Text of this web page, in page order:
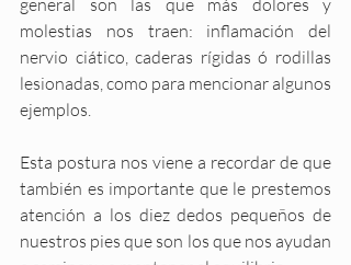
general son las que más dolores y
molestias nos traen: inflamación del
nervio ciático, caderas rígidas ó rodillas
lesionadas, como para mencionar algunos
ejemplos.
Esta postura nos viene a recordar de que
también es importante que le prestemos
atención a los diez dedos pequeños de
nuestros pies que son los que nos ayudan